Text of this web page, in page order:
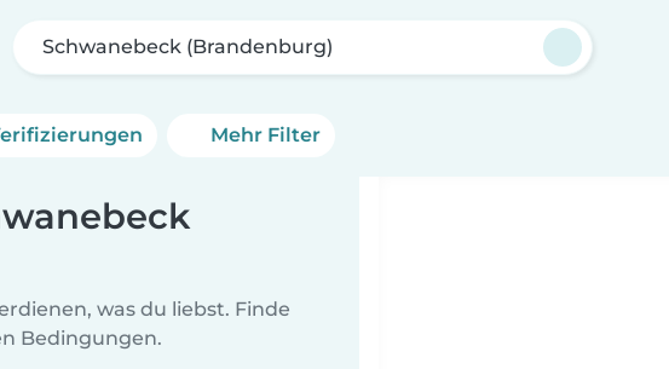
Schwanebeck (Brandenburg)
Mehr Filter
was du liebst. Finde
Bedingungen.